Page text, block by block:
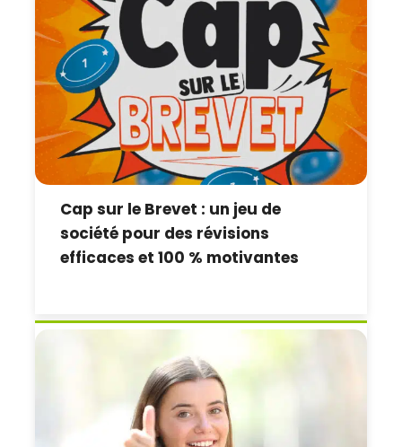
Cap sur le Brevet : un jeu de
société pour des révisions
efficaces et 100 % motivantes